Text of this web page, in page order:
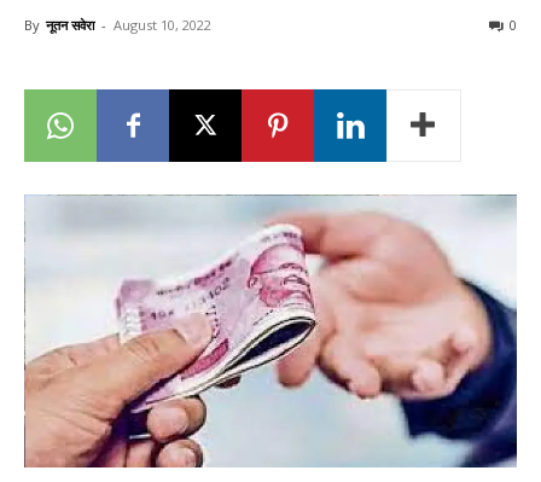
Breaking
News
By नूतन सवेरा - August 10, 2022 0